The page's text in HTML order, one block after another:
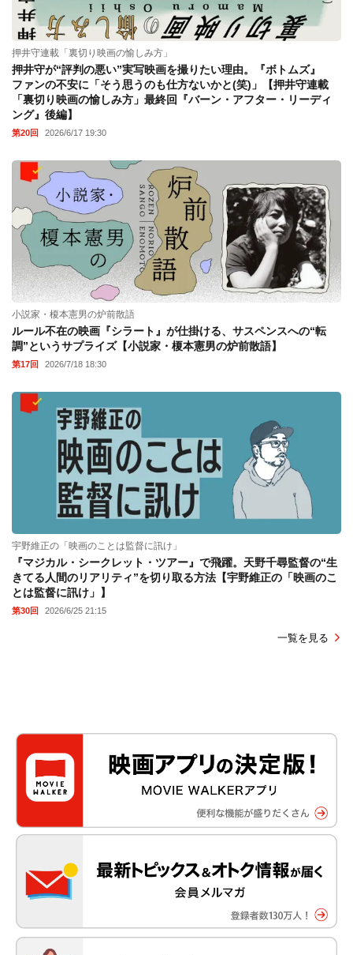
押井守連載「裏切り映画の愉しみ方」
押井守が“評判の悪い”実写映画を撮りたい理由。『ボトムズ』
ファンの不安に「そう思うのも仕方ないかと(笑)」【押井守連載
「裏切り映画の愉しみ方」最終回『バーン・アフター・リーディ
ング』後編】
第20回 2026/6/17 19:30
小説家・榎本憲男の炉前散語
ルール不在の映画『シラート』が仕掛ける、サスペンスへの“転
調”というサプライズ【小説家・榎本憲男の炉前散語】
第17回 2026/7/18 18:30
宇野維正の「映画のことは監督に訊け」
『マジカル・シークレット・ツアー』で飛躍。天野千尋監督の“生
きてる人間のリアリティ”を切り取る方法【宇野維正の「映画のこ
とは監督に訊け」】
第30回 2026/6/25 21:15
一覧を見る